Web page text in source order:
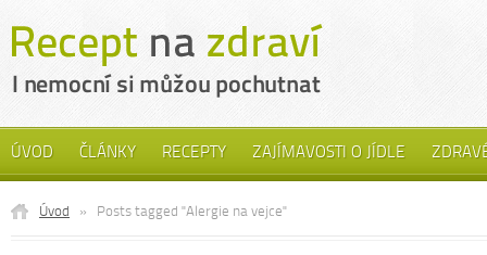
ÚVOD ČLÁNKY RECEPTY ZAJÍMAVOSTI O JÍDLE
Úvod » Posts tagged "Alergie na vejce"